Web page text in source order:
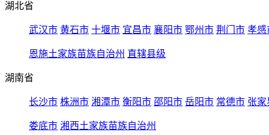
湖北省
武汉市 黄石市 十堰市 宜昌市 襄阳市 鄂州市 荆门市 孝感
恩施土家族苗族自治州 直辖县级
湖南省
长沙市 株洲市 湘潭市 衡阳市 邵阳市 岳阳市 常德市 张家
娄底市 湘西土家族苗族自治州